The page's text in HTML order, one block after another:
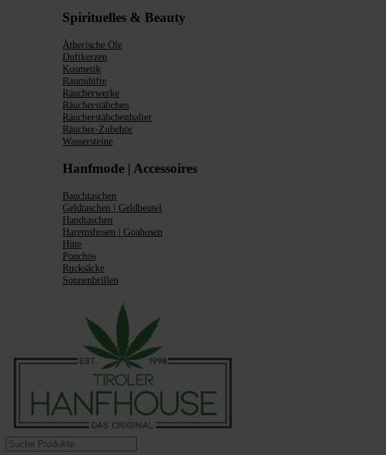
Spirituelles & Beauty
Ätherische Öle
Duftkerzen
Kosmetik
Raumdüfte
Räucherwerke
Räucherstäbchen
Räucherstäbchenhalter
Räucher-Zubehör
Wassersteine
Hanfmode | Accessoires
Bauchtaschen
Geldtaschen | Geldbeutel
Handtaschen
Haremshosen | Goahosen
Hüte
Ponchos
Rucksäcke
Sonnenbrillen
Suchen